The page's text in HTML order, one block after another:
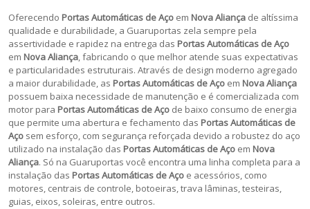
Oferecendo Portas Automáticas de Aço em Nova Aliança de altíssima
qualidade e durabilidade, a Guaruportas zela sempre pela
assertividade e rapidez na entrega das Portas Automáticas de Aço
em Nova Aliança, fabricando o que melhor atende suas expectativas
e particularidades estruturais. Através de design moderno agregado
a maior durabilidade, as Portas Automáticas de Aço em Nova Aliança
possuem baixa necessidade de manutenção e é comercializada com
motor para Portas Automáticas de Aço de baixo consumo de energia
que permite uma abertura e fechamento das Portas Automáticas de
Aço sem esforço, com segurança reforçada devido a robustez do aço
utilizado na instalação das Portas Automáticas de Aço em Nova
Aliança. Só na Guaruportas você encontra uma linha completa para a
instalação das Portas Automáticas de Aço e acessórios, como
motores, centrais de controle, botoeiras, trava lâminas, testeiras,
guias, eixos, soleiras, entre outros.